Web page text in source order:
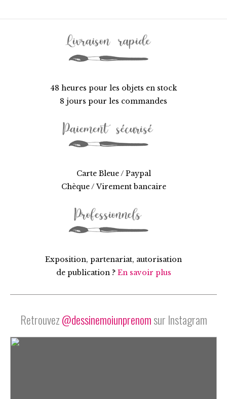
48 heures pour les objets en stock
8 jours pour les commandes
Carte Bleue / Paypal
Chèque / Virement bancaire
Exposition, partenariat, autorisation
de publication ? En savoir plus
Retrouvez@dessinemoiunprenomsur Instagram